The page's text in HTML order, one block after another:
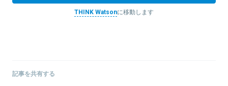
THINK Watsonに移動します
記事を共有する